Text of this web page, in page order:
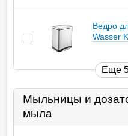
Ведро
Wasser
Еще
Мыльницы и
мыла